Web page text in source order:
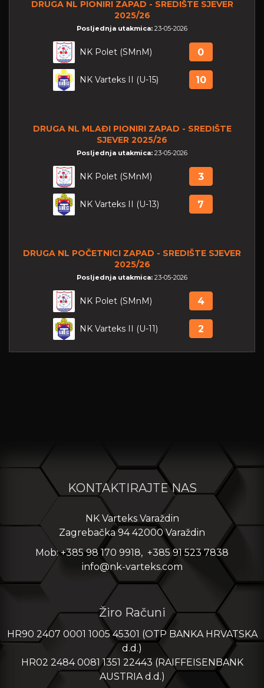
DRUGA NL PIONIRI ZAPAD - SREDIŠTE SJEVER
2025/26
Posljednja utakmica: 23-05-2026
NK Polet (SMnM) 0
NK Varteks II (U-15) 10
DRUGA NL MLAĐI PIONIRI ZAPAD - SREDIŠTE
SJEVER 2025/26
Posljednja utakmica: 23-05-2026
NK Polet (SMnM) 3
NK Varteks II (U-13) 7
DRUGA NL POČETNICI ZAPAD - SREDIŠTE SJEVER
2025/26
Posljednja utakmica: 23-05-2026
NK Polet (SMnM) 4
NK Varteks II (U-11) 2
KONTAKTIRAJTE NAS
NK Varteks Varaždin
Zagrebačka 94 42000 Varaždin
Mob: +385 98 170 9918, +385 91 523 7838
info@nk-varteks.com
Žiro Računi
HR90 2407 0001 1005 45301 (OTP BANKA HRVATSKA
d.d.)
HR02 2484 0081 1351 22443 (RAIFFEISENBANK
AUSTRIA d.d.)